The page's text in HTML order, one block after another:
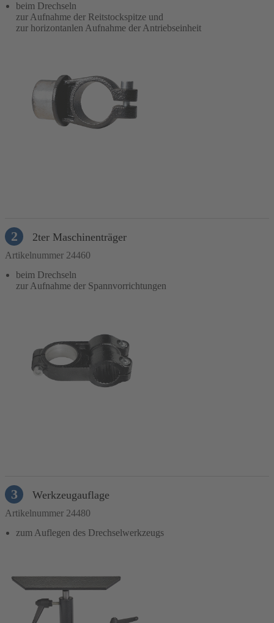
beim Drechseln
zur Aufnahme der Reitstockspitze und
zur horizontanlen Aufnahme der Antriebseinheit
2 2ter Maschinenträger
Artikelnummer 24460
beim Drechseln
zur Aufnahme der Spannvorrichtungen
3 Werkzeugauflage
Artikelnummer 24480
zum Auflegen des Drechselwerkzeugs